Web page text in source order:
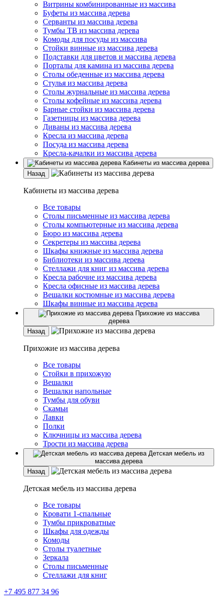
Витрины комбинированные из массива
Буфеты из массива дерева
Серванты из массива дерева
Тумбы ТВ из массива дерева
Комоды для посуды из массива
Стойки винные из массива дерева
Подставки для цветов и массива дерева
Порталы для камина из массива дерева
Столы обеденные из массива дерева
Стулья из массива дерева
Столы журнальные из массива дерева
Столы кофейные из массива дерева
Барные стойки из массива дерева
Газетницы из массива дерева
Диваны из массива дерева
Кресла из массива дерева
Посуда из массива дерева
Кресла-качалки из массива дерева
Кабинеты из массива дерева
Назад
Кабинеты из массива дерева
Все товары
Столы письменные из массива дерева
Столы компьютерные из массива дерева
Бюро из массива дерева
Секретеры из массива дерева
Шкафы книжные из массива дерева
Библиотеки из массива дерева
Стеллажи для книг из массива дерева
Кресла рабочие из массива дерева
Кресла офисные из массива дерева
Вешалки костюмные из массива дерева
Шкафы винные из массива дерева
Прихожие из массива
дерева
Назад
Прихожие из массива дерева
Все товары
Стойки в прихожую
Вешалки
Вешалки напольные
Тумбы для обуви
Скамьи
Лавки
Полки
Ключницы из массива дерева
Трости из массива дерева
Детская мебель из
массива дерева
Назад
Детская мебель из массива дерева
Все товары
Кровати 1-спальные
Тумбы прикроватные
Шкафы для одежды
Комоды
Столы туалетные
Зеркала
Столы письменные
Стеллажи для книг
+7 495 877 34 96